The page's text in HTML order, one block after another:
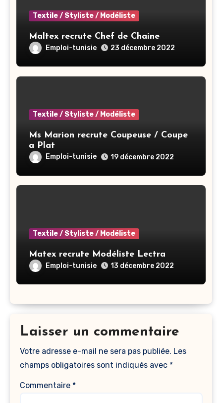
Textile / Styliste / Modéliste
Maltex recrute Chef de Chaine
Emploi-tunisie 23 décembre 2022
Textile / Styliste / Modéliste
Ms Marion recrute Coupeuse / Coupe
a Plat
Emploi-tunisie 19 décembre 2022
Textile / Styliste / Modéliste
Matex recrute Modéliste Lectra
Emploi-tunisie 13 décembre 2022
Laisser un commentaire
Votre adresse e-mail ne sera pas publiée. Les
champs obligatoires sont indiqués avec *
Commentaire *